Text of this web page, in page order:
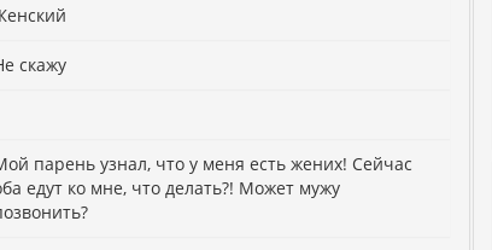
скажу
парень узнал, что у меня есть жених! Сейчас
едут ко мне, что делать?! Может мужу